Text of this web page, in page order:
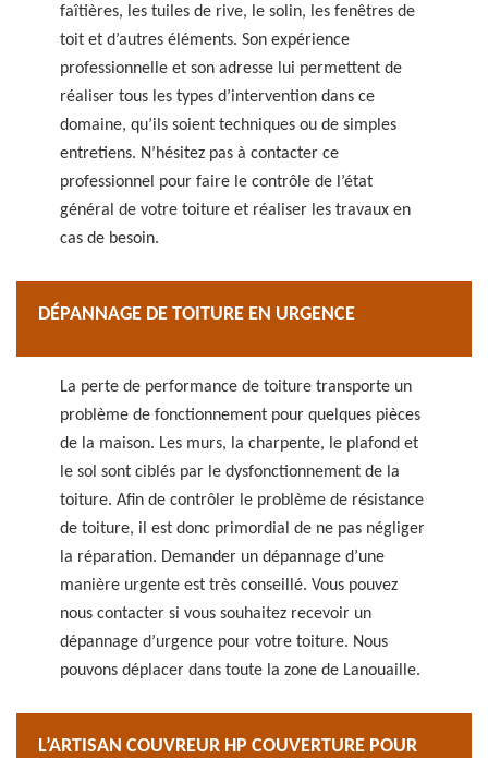
faîtières, les tuiles de rive, le solin, les fenêtres de
toit et d’autres éléments. Son expérience
professionnelle et son adresse lui permettent de
réaliser tous les types d’intervention dans ce
domaine, qu’ils soient techniques ou de simples
entretiens. N’hésitez pas à contacter ce
professionnel pour faire le contrôle de l’état
général de votre toiture et réaliser les travaux en
cas de besoin.
DÉPANNAGE DE TOITURE EN URGENCE
La perte de performance de toiture transporte un
problème de fonctionnement pour quelques pièces
de la maison. Les murs, la charpente, le plafond et
le sol sont ciblés par le dysfonctionnement de la
toiture. Afin de contrôler le problème de résistance
de toiture, il est donc primordial de ne pas négliger
la réparation. Demander un dépannage d’une
manière urgente est très conseillé. Vous pouvez
nous contacter si vous souhaitez recevoir un
dépannage d’urgence pour votre toiture. Nous
pouvons déplacer dans toute la zone de Lanouaille.
L’ARTISAN COUVREUR HP COUVERTURE POUR